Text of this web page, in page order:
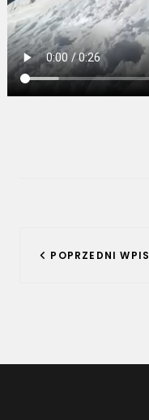
Nawigacja
POPRZEDNI WPIS